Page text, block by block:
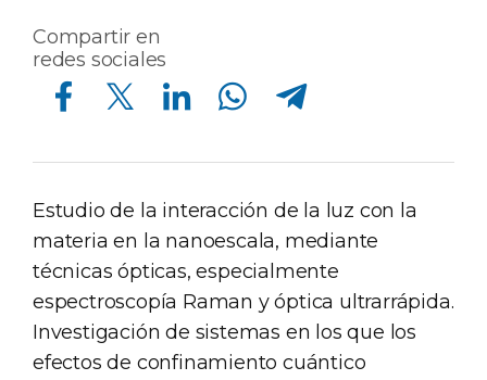
Compartir en
redes sociales
Compartir en Facebook Compartir en Twitter Compartir en Linkedin Compartir en Whatsapp Compartir en Telegram
Estudio de la interacción de la luz con la
materia en la nanoescala, mediante
técnicas ópticas, especialmente
espectroscopía Raman y óptica ultrarrápida.
Investigación de sistemas en los que los
efectos de confinamiento cuántico